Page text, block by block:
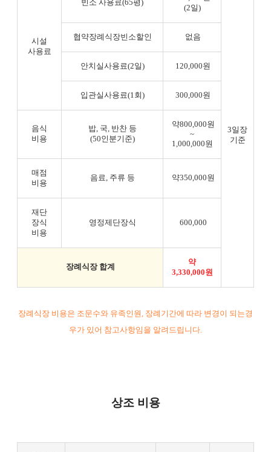
시설
사용료
빈소 사용료(65평)
(2일)
3일장
기준
협약장례식장빈소할인 없음
안치실사용료(2일) 120,000원
입관실사용료(1회) 300,000원
음식
비용
밥, 국, 반찬 등
(50인분기준)
약800,000원
~
1,000,000원
매점
비용
음료, 주류 등 약350,000원
재단
장식
비용
영정제단장식 600,000
장례식장 합계
약
3,330,000원
장례식장 비용은 조문수와 유족인원, 장례기간에 따라 변경이 되는경
우가 있어 참고사항임을 알려드립니다.
상조 비용